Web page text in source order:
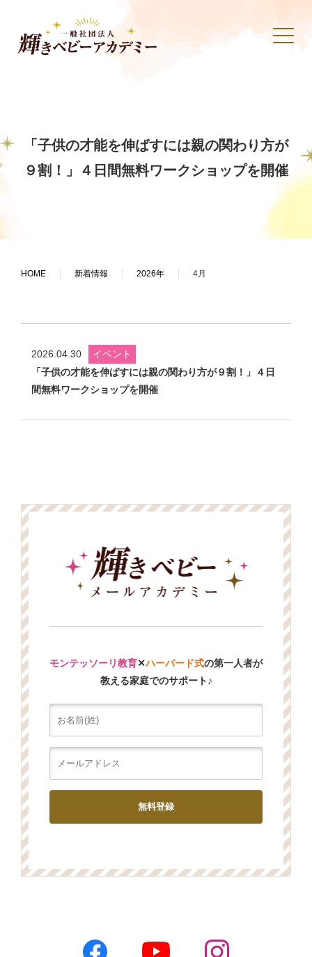
「子供の才能を伸ばすには親の関わり方が
９割！」４日間無料ワークショップを開催
HOME 新着情報 2026年 4月
2026.04.30
イベント
「子供の才能を伸ばすには親の関わり方が９割！」４日
間無料ワークショップを開催
モンテッソーリ教育✕ハーバード式の第一人者が
教える家庭でのサポート♪